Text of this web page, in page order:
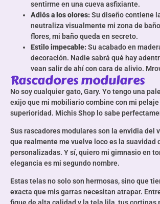
sentirme en una cueva asfixiante.
Adiós a los olores:Su diseño contiene
neutraliza visualmente mi zona de
flores, mi baño queda en secreto.
Estilo impecable:Su acabado en
decoración. Nadie sabrá qué hay
vean salir de ahí con cara de alivio.
Rascadores modulares
No soy cualquier gato, Gary. Yo tengo una
exijo que mi mobiliario combine con mi pelaje
superioridad. Michis Shop lo sabe
Sus rascadores modulares son la envidia del
que realmente me vuelve loco es la suavidad
personalizadas. Y sí, quiero mi gimnasio en
elegancia es mi segundo nombre.
Estas telas no solo son hermosas, sino que
exacta que mis garras necesitan atrapar.